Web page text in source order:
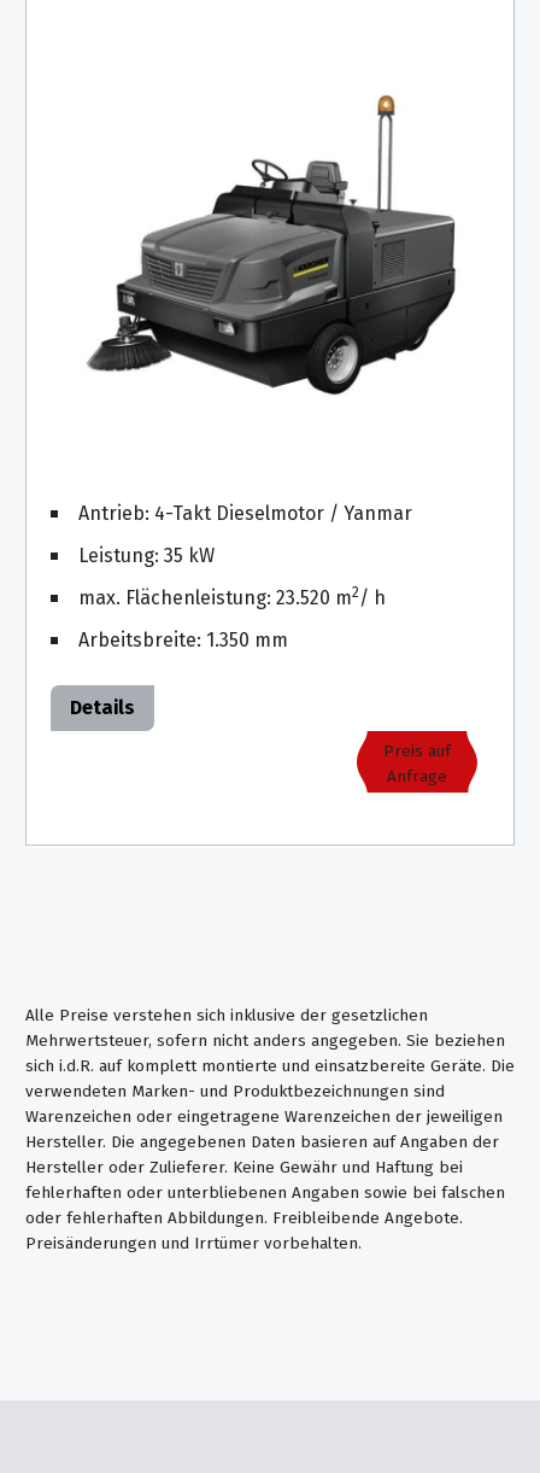
Antrieb: 4-Takt Dieselmotor / Yanmar
Leistung: 35 kW
max. Flächenleistung: 23.520 m2/ h
Arbeitsbreite: 1.350 mm
Details
Preis auf
Anfrage
Alle Preise verstehen sich inklusive der gesetzlichen
Mehrwertsteuer, sofern nicht anders angegeben. Sie beziehen
sich i.d.R. auf komplett montierte und einsatzbereite Geräte. Die
verwendeten Marken- und Produktbezeichnungen sind
Warenzeichen oder eingetragene Warenzeichen der jeweiligen
Hersteller. Die angegebenen Daten basieren auf Angaben der
Hersteller oder Zulieferer. Keine Gewähr und Haftung bei
fehlerhaften oder unterbliebenen Angaben sowie bei falschen
oder fehlerhaften Abbildungen. Freibleibende Angebote.
Preisänderungen und Irrtümer vorbehalten.